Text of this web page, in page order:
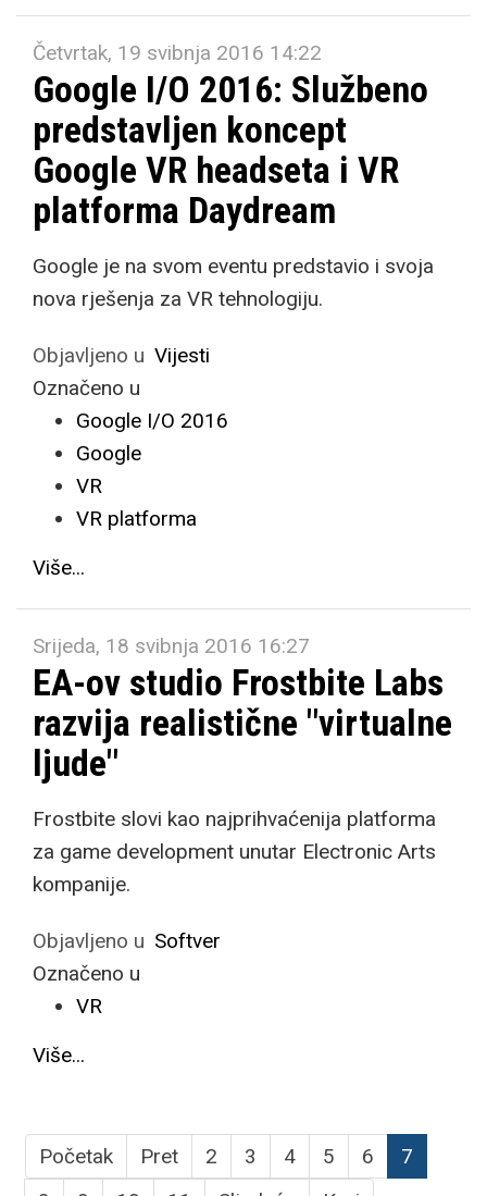
Četvrtak, 19 svibnja 2016 14:22
Google I/O 2016: Službeno
predstavljen koncept
Google VR headseta i VR
platforma Daydream
Google je na svom eventu predstavio i svoja
nova rješenja za VR tehnologiju.
Objavljeno u Vijesti
Označeno u
Google I/O 2016
Google
VR
VR platforma
Više...
Srijeda, 18 svibnja 2016 16:27
EA-ov studio Frostbite Labs
razvija realistične "virtualne
ljude"
Frostbite slovi kao najprihvaćenija platforma
za game development unutar Electronic Arts
kompanije.
Objavljeno u Softver
Označeno u
VR
Više...
Početak Pret 2 3 4 5 6
7